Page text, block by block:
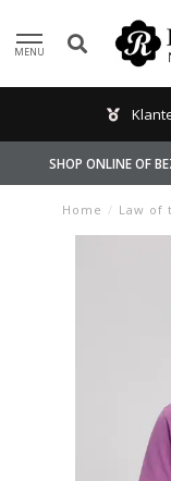
MENU
SHOP ONLINE OF
Home / Law of